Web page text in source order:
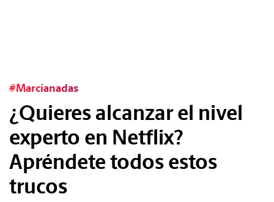
#Marcianadas
¿Quieres alcanzar el nivel
experto en Netflix?
Apréndete todos estos
trucos
#Estilo
#Marcianadas